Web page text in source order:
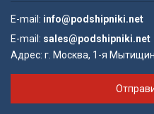
E-mail: info@podshipniki.net
E-mail: sales@podshipniki.net
Адрес: г. Москва, 1-я